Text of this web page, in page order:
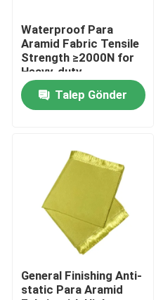
Waterproof Para
Aramid Fabric Tensile
Strength ≥2000N for
Heavy-duty
Performance and
DurabilityTalep Gönder
General Finishing Anti-
static Para Aramid